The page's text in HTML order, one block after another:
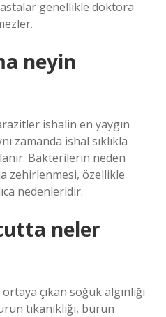
genellikle doktora
neyin
ishalin en yaygın
zamanda ishal sıklıkla
Bakterilerin neden
zehirlenmesi, özellikle
nedenleridir.
neler
çıkan soğuk algınlığı
tıkanıklığı, burun